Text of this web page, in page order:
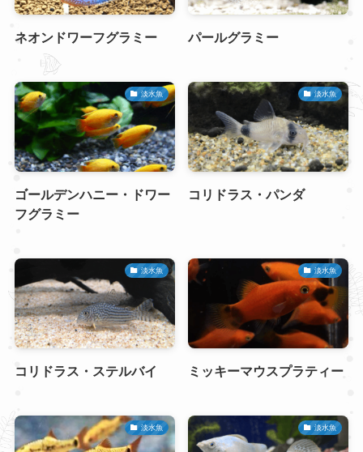
ネオンドワーフグラミー パールグラミー
淡水魚
ゴールデンハニー・ドワー
フグラミー
淡水魚
コリドラス・パンダ
淡水魚
コリドラス・ステルバイ
淡水魚
ミッキーマウスプラティー
淡水魚 淡水魚